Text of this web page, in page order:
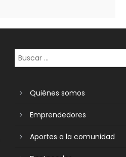
Quiénes somos
Emprendedores
Aportes a la comunidad